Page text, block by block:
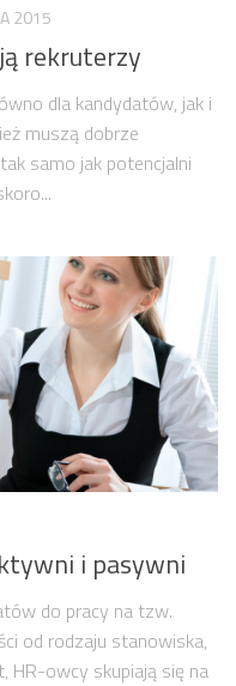
2015
rekruterzy
dla kandydatów, jak i
muszą dobrze
samo jak potencjalni
i pasywni
do pracy na tzw.
od rodzaju stanowiska,
HR-owcy skupiają się na